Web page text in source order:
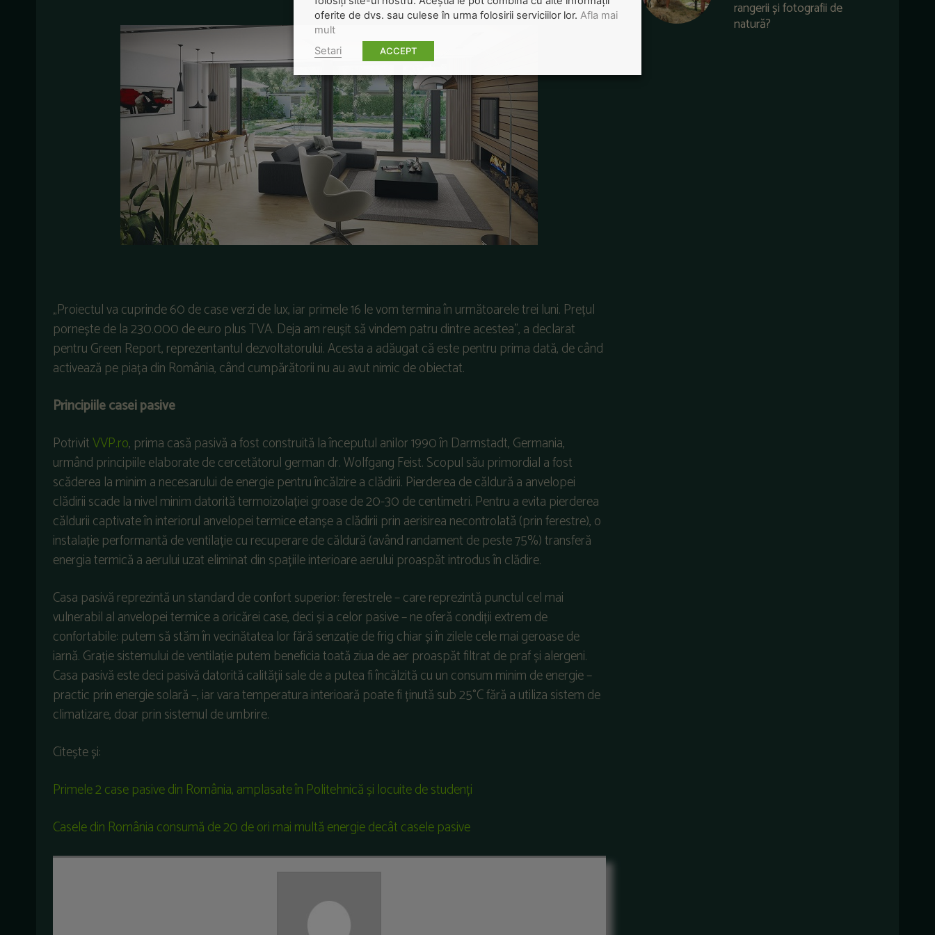
„Proiectul va cuprinde 60 de case verzi de lux, iar primele 16 le vom termina în următoarele trei luni. Prețul
pornește de la 230.000 de euro plus TVA. Deja am reușit să vindem patru dintre acestea”, a declarat
pentru Green Report, reprezentantul dezvoltatorului. Acesta a adăugat că este pentru prima dată, de când
activează pe piața din România, când cumpărătorii nu au avut nimic de obiectat.
Principiile casei pasive
PotrivitVVP.ro, prima casă pasivă a fost construită la începutul anilor 1990 în Darmstadt, Germania,
urmând principiile elaborate de cercetătorul german dr. Wolfgang Feist. Scopul său primordial a fost
scăderea la minim a necesarului de energie pentru încălzire a clădirii. Pierderea de căldură a anvelopei
clădirii scade la nivel minim datorită termoizolației groase de 20-30 de centimetri. Pentru a evita pierderea
căldurii captivate în interiorul anvelopei termice etanșe a clădirii prin aerisirea necontrolată (prin ferestre), o
instalație performantă de ventilație cu recuperare de căldură (având randament de peste 75%) transferă
energia termică a aerului uzat eliminat din spațiile interioare aerului proaspăt introdus în clădire.
Casa pasivă reprezintă un standard de confort superior: ferestrele – care reprezintă punctul cel mai
vulnerabil al anvelopei termice a oricărei case, deci și a celor pasive – ne oferă condiții extrem de
confortabile: putem să stăm în vecinătatea lor fără senzație de frig chiar și în zilele cele mai geroase de
iarnă. Grație sistemului de ventilație putem beneficia toată ziua de aer proaspăt filtrat de praf și alergeni.
Casa pasivă este deci pasivă datorită calității sale de a putea fi încălzită cu un consum minim de energie –
practic prin energie solară –, iar vara temperatura interioară poate fi ținută sub 25°C fără a utiliza sistem de
climatizare, doar prin sistemul de umbrire.
Citește și:
Primele 2 case pasive din România, amplasate în Politehnică și locuite de studenți
Casele din România consumă de 20 de ori mai multă energie decât casele pasive
rangerii și fotografii de
natură?
oferite de dvs. sau culese în urma folosirii serviciilor lor. Afla mai
mult
Setari
ACCEPT